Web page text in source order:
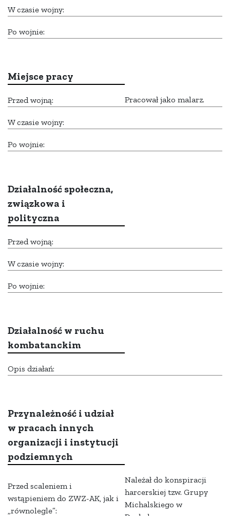
W czasie wojny:
Po wojnie:
Miejsce pracy
Przed wojną: Pracował jako malarz.
W czasie wojny:
Po wojnie:
Działalność społeczna,
związkowa i
polityczna
Przed wojną:
W czasie wojny:
Po wojnie:
Działalność w ruchu
kombatanckim
Opis działań:
Przynależność i udział
w pracach innych
organizacji i instytucji
podziemnych
Przed scaleniem i
wstąpieniem do ZWZ-AK, jak i
„równolegle”:
Należał do konspiracji
harcerskiej tzw. Grupy
Michalskiego w